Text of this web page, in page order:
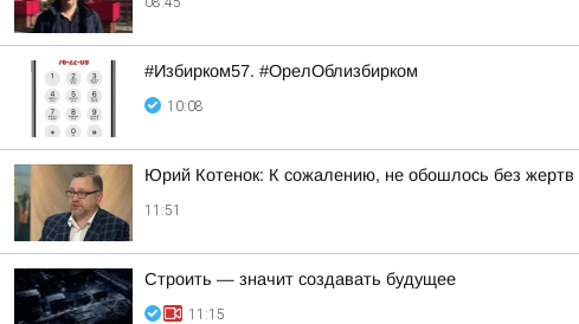
#Избирком57. #ОрелОблизбирком
10:08
Юрий Котенок: К сожалению, не обошлось без жертв
11:51
Строить — значит создавать будущее
11:15